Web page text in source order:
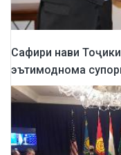
Сафири нави
эътимоднома